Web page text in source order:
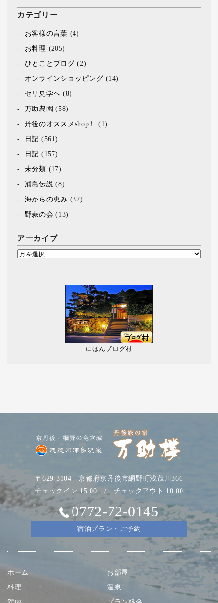
カテゴリー
お客様の言葉 (4)
お料理 (205)
ひとことブログ (2)
オンラインショッピング (14)
セリ見学へ (8)
万助農園 (58)
丹後のオススメshop！ (1)
日記 (561)
日記 (157)
未分類 (17)
浦島伝説 (8)
海からの恵み (37)
野蒜の会 (13)
アーカイブ
にほんブログ村
〒629-3104 京都府京丹後市網野町浅茂川366
チェックイン 15:00 / チェックアウト 10:00
0772-72-0145
宿泊プラン・ご予約
ホーム
お部屋
料理
温泉